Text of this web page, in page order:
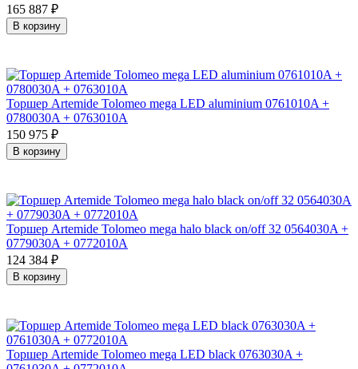
165 887 ₽
В корзину
Торшер Artemide Tolomeo mega LED aluminium 0761010A +
0780030A + 0763010A
150 975 ₽
В корзину
Торшер Artemide Tolomeo mega halo black on/off 32 0564030A +
0779030A + 0772010A
124 384 ₽
В корзину
Торшер Artemide Tolomeo mega LED black 0763030A +